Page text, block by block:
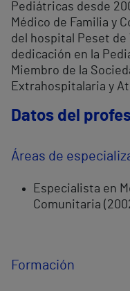
Pediátricas desde
Médico de Familia y
del hospital Peset de
dedicación en la
Miembro de la
Extrahospitalaria y
Datos del
Áreas de
Especialista en
Comunitaria
Formación